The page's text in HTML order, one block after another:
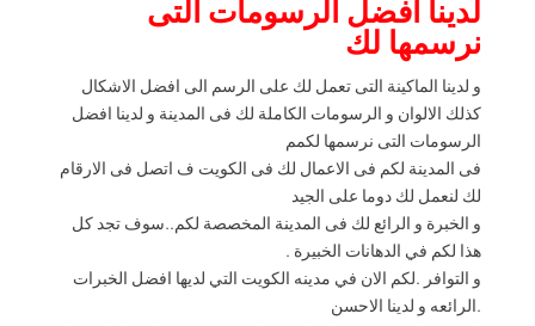
لدينا افضل الرسومات التى
نرسمها لك
و لدينا الماكينة التى تعمل لك على الرسم الى افضل الاشكال
كذلك الالوان و الرسومات الكاملة لك فى المدينة و لدينا افضل
الرسومات التى نرسمها لكمم
فى المدينة لكم فى الاعمال لك فى الكويت ف اتصل فى الارقام
لك لنعمل لك دوما على الجيد
و الخبرة و الرائع لك فى المدينة المخصصة لكم..سوف تجد كل
هذا لكم في الدهانات الخبيرة .
و التوافر .لكم الان في مدينه الكويت التي لديها افضل الخبرات
.الرائعه و لدينا الاحسن